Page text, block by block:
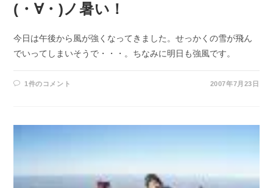
(・∀・)ノ暑い！
今日は午後から風が強くなってきました。せっかくの雪が飛ん
でいってしまいそうで・・・。ちなみに明日も強風です。
1件のコメント 2007年7月23日